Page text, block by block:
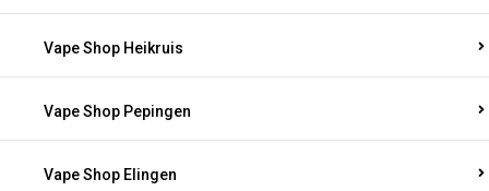
Vape Shop Heikruis
Vape Shop Pepingen
Vape Shop Elingen